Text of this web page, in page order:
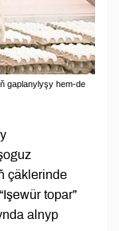
gaplanylyşy hem-de
çäklerinde
topar”
alnyp